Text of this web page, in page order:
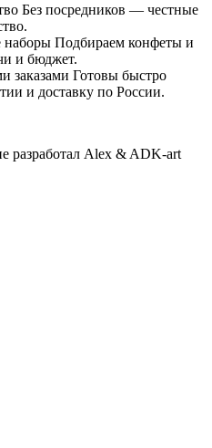
Без посредников — честные
наборы Подбираем конфеты и
и бюджет.
заказами Готовы быстро
и доставку по России.
разработал Alex & ADK-art